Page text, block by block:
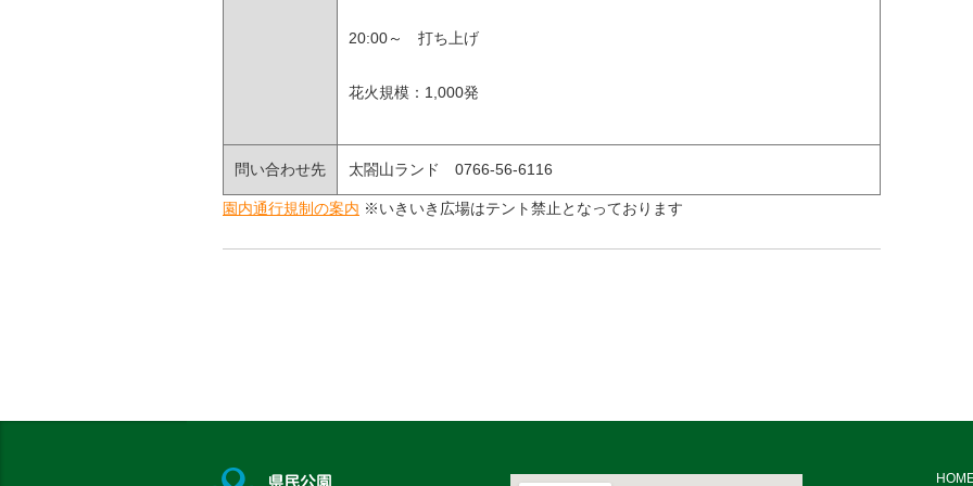
20:00～ 打ち上げ
花火規模：1,000発
問い合わせ先 太閤山ランド 0766-56-6116
園内通行規制の案内 ※いきいき広場はテント禁止となっております